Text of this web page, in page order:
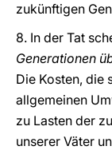
zukünftigen
8. In der Tat
Generationen
Die Kosten, die
allgemeinen
zu Lasten der
unserer Väter